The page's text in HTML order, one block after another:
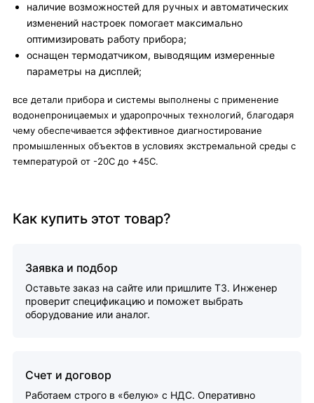
наличие возможностей для ручных и автоматических
изменений настроек помогает максимально
оптимизировать работу прибора;
оснащен термодатчиком, выводящим измеренные
параметры на дисплей;
все детали прибора и системы выполнены с применение
водонепроницаемых и ударопрочных технологий, благодаря
чему обеспечивается эффективное диагностирование
промышленных объектов в условиях экстремальной среды с
температурой от -20С до +45С.
Как купить этот товар?
Заявка и подбор
Оставьте заказ на сайте или пришлите ТЗ. Инженер
проверит спецификацию и поможет выбрать
оборудование или аналог.
Счет и договор
Работаем строго в «белую» с НДС. Оперативно